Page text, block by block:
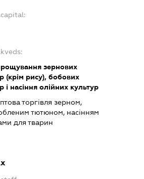
зернових
(крім рису), бобових
і насіння олійних культур
торгівля зерном,
тютюном, насінням
для тварин